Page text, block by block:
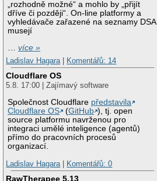
„rozhodně možné“ a mohlo by „přijít
dříve či později“. On-line platformy a
vyhledávače zařazené na seznamy DSA
musejí
…více »
Ladislav Hagara | Komentářů: 14
Cloudflare OS
5.8. 17:00 | Zajímavý software
Společnost Cloudflare představila
Cloudflare OS
(GitHub ), tj. open
source platformu navrženou pro
integraci umělé inteligence (agentů)
přímo do pracovních procesů
organizací.
Ladislav Hagara | Komentářů: 0
RawTherapee 5.13